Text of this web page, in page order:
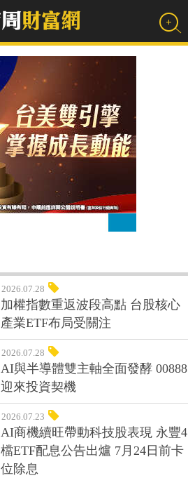
2026.07.28
加權指數重返波段高點 台股核心
產業ETF布局受關注
2026.07.28
AI與半導體雙主軸全面發酵 00888
迎來投資契機
2026.07.23
AI商機續旺帶動科技股表現 永豐4
檔ETF配息公告出爐 7月24日前卡
位除息